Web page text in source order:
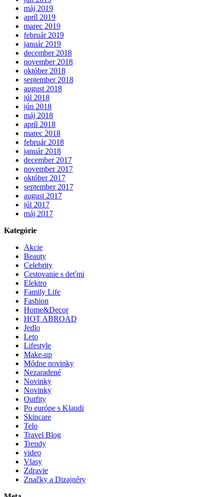
máj 2019
apríl 2019
marec 2019
február 2019
január 2019
december 2018
november 2018
október 2018
september 2018
august 2018
júl 2018
jún 2018
máj 2018
apríl 2018
marec 2018
február 2018
január 2018
december 2017
november 2017
október 2017
september 2017
august 2017
júl 2017
máj 2017
Kategórie
Akcie
Beauty
Celebrity
Cestovanie s deťmi
Elektro
Family Life
Fashion
Home&Decor
HOT ABROAD
Jedlo
Leto
Lifestyle
Make-up
Módne novinky
Nezaradené
Novinky
Novinky
Outfity
Po európe s Klaudi
Skincare
Telo
Travel Blog
Trendy
video
Vlasy
Zdravie
Značky a Dizajnéry